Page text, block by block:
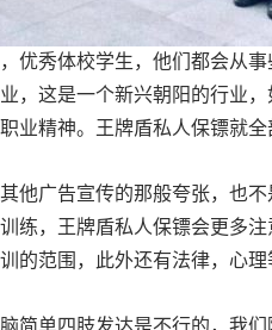
优秀体校学生，他们都会从
，这是一个新兴朝阳的行业
业精神。王牌盾私人保镖就
他广告宣传的那般夸张，也
练，王牌盾私人保镖会更多
的范围，此外还有法律，心
简单四肢发达是不行的，我